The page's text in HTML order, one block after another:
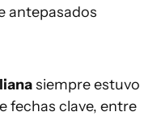
antepasados
siempre estuvo
fechas clave, entre